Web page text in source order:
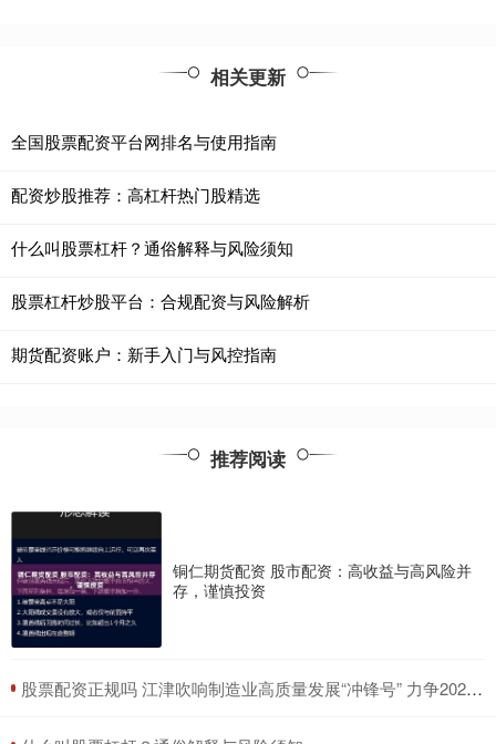
相关更新
全国股票配资平台网排名与使用指南
配资炒股推荐：高杠杆热门股精选
什么叫股票杠杆？通俗解释与风险须知
股票杠杆炒股平台：合规配资与风险解析
期货配资账户：新手入门与风控指南
推荐阅读
铜仁期货配资 股市配资：高收益与高风险并
存，谨慎投资
​股票配资正规吗 江津吹响制造业高质量发展“冲锋号” 力争2027年战略性新兴产业总产值突破800亿元